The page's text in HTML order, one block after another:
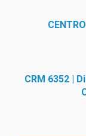
CRM 6352 |